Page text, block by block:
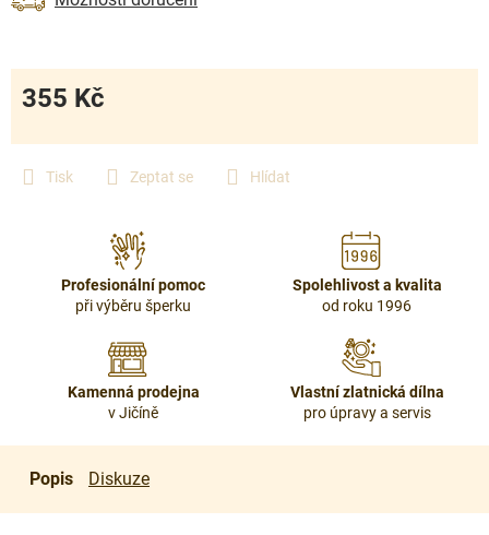
Tisk Zeptat se Hlídat
355 Kč
cena:
Profesionální pomoc
při výběru šperku
Spolehlivost a kvalita
od roku 1996
Kamenná prodejna
v Jičíně
Vlastní zlatnická dílna
pro úpravy a servis
Popis Diskuze